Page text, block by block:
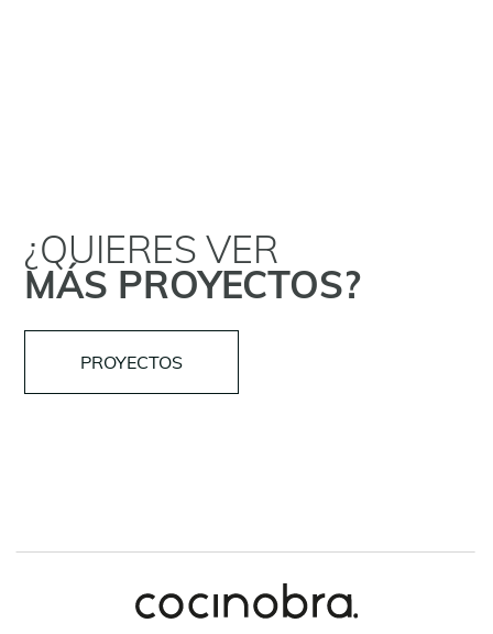
¿QUIERES VER
MÁS PROYECTOS?
PROYECTOS